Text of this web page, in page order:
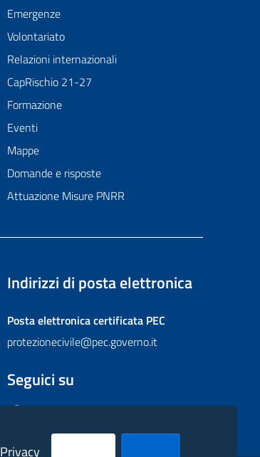
Emergenze
Volontariato
Relazioni internazionali
CapRischio 21-27
Formazione
Eventi
Mappe
Domande e risposte
Attuazione Misure PNRR
Indirizzi di posta elettronica
Posta elettronica certificataPEC
protezionecivile@pec.governo.it
Seguici su
FacebookInstagram
TwitterYouTubeFlickr
Privacy